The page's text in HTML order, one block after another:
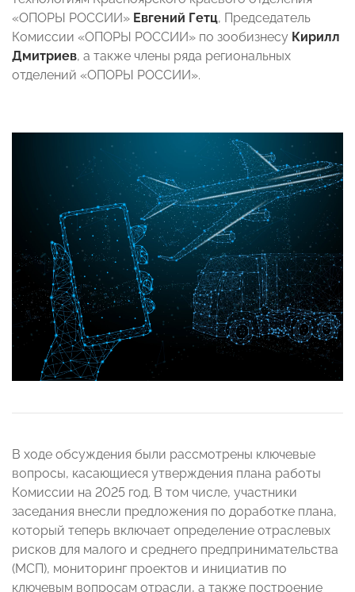
«ОПОРЫ РОССИИ» Евгений Гетц, Председатель
Комиссии «ОПОРЫ РОССИИ» по зообизнесу Кирилл
Дмитриев, а также члены ряда региональных
отделений «ОПОРЫ РОССИИ».
В ходе обсуждения были рассмотрены ключевые
вопросы, касающиеся утверждения плана работы
Комиссии на 2025 год. В том числе, участники
заседания внесли предложения по доработке плана,
который теперь включает определение отраслевых
рисков для малого и среднего предпринимательства
(МСП), мониторинг проектов и инициатив по
ключевым вопросам отрасли, а также построение